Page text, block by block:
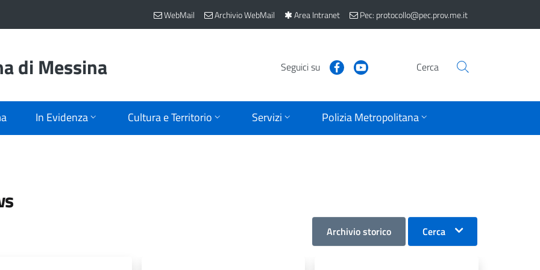
WebMail Archivio WebMail Area Intranet Pec: protocollo@pec.prov.me.it
di Messina Seguici su Cerca
In Evidenza Cultura e Territorio Servizi Polizia Metropolitana
Archivio storico Cerca